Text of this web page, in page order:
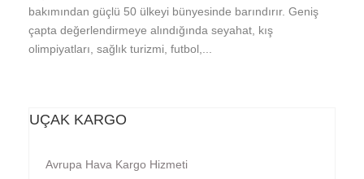
bakımından güçlü 50 ülkeyi bünyesinde barındırır. Geniş
çapta değerlendirmeye alındığında seyahat, kış
olimpiyatları, sağlık turizmi, futbol,...
UÇAK KARGO
Avrupa Hava Kargo Hizmeti